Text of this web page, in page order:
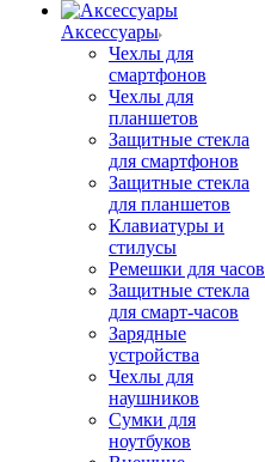
Аксессуары
Чехлы для
смартфонов
Чехлы для
планшетов
Защитные стекла
для смартфонов
Защитные стекла
для планшетов
Клавиатуры и
стилусы
Ремешки для часов
Защитные стекла
для смарт-часов
Зарядные
устройства
Чехлы для
наушников
Сумки для
ноутбуков